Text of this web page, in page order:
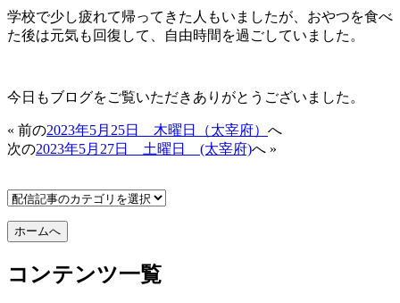
学校で少し疲れて帰ってきた人もいましたが、おやつを食べ
た後は元気も回復して、自由時間を過ごしていました。
今日もブログをご覧いただきありがとうございました。
« 前の2023年5月25日 木曜日（太宰府） へ
次の2023年5月27日 土曜日 (太宰府)へ »
コンテンツ一覧